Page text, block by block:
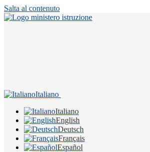
Salta al contenuto
Italiano
Italiano
English
Deutsch
Français
Español